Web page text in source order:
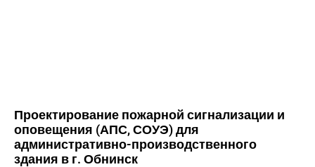
Проектирование пожарной сигнализации и
оповещения (АПС, СОУЭ) для
административно-производственного
здания в г. Обнинск